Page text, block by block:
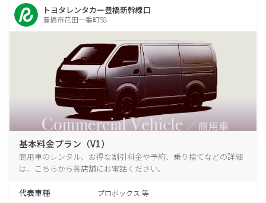
トヨタレンタカー豊橋新幹線口
豊橋市花田一番町58
基本料金プラン（V1）
商用車のレンタル、お得な割引料金や予約、乗り捨てなどの詳細
は、こちらから各店舗にお電話ください。
代表車種 プロボックス 等